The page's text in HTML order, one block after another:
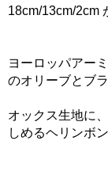
18cm/13cm/2cm
ヨーロッパアー
のオリーブとブ
オックス生地に
しめるヘリンボ